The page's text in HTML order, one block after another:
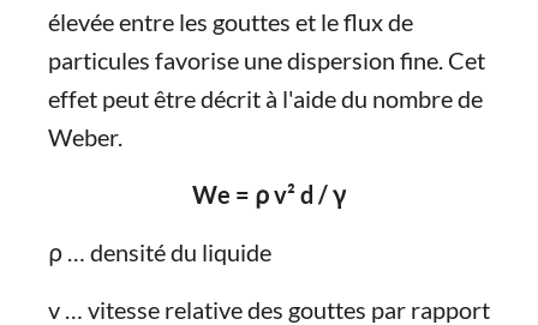
élevée entre les gouttes et le flux de
particules favorise une dispersion fine. Cet
effet peut être décrit à l'aide du nombre de
Weber.
We = ρ v² d / γ
ρ … densité du liquide
v … vitesse relative des gouttes par rapport